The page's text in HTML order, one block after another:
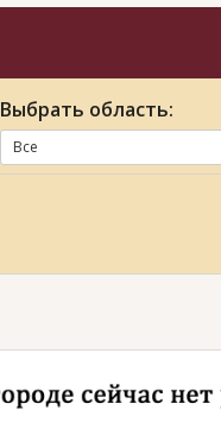
Выбрать область:
Все